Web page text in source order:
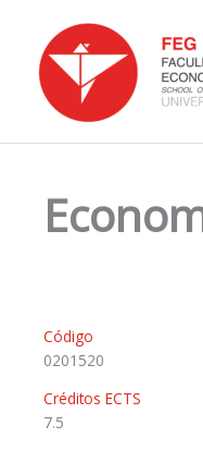
content
Código
0201520
Créditos ECTS
7.5